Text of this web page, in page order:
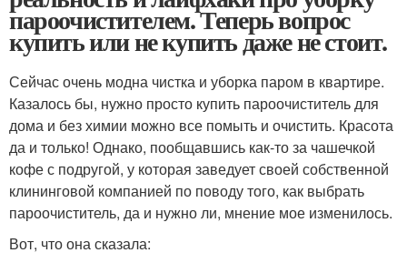
пароочистителем. Теперь вопрос
купить или не купить даже не стоит.
Сейчас очень модна чистка и уборка паром в квартире.
Казалось бы, нужно просто купить пароочиститель для
дома и без химии можно все помыть и очистить. Красота
да и только! Однако, пообщавшись как-то за чашечкой
кофе с подругой, у которая заведует своей собственной
клининговой компанией по поводу того, как выбрать
пароочиститель, да и нужно ли, мнение мое изменилось.
Вот, что она сказала: